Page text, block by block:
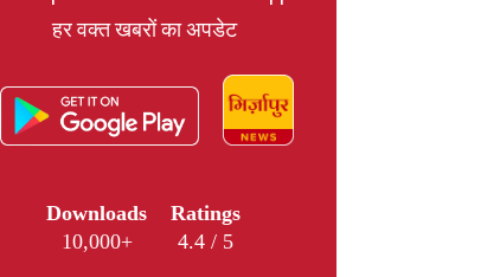
हर वक्त खबरों का अपडेट
Downloads
10,000+
Ratings
4.4 / 5